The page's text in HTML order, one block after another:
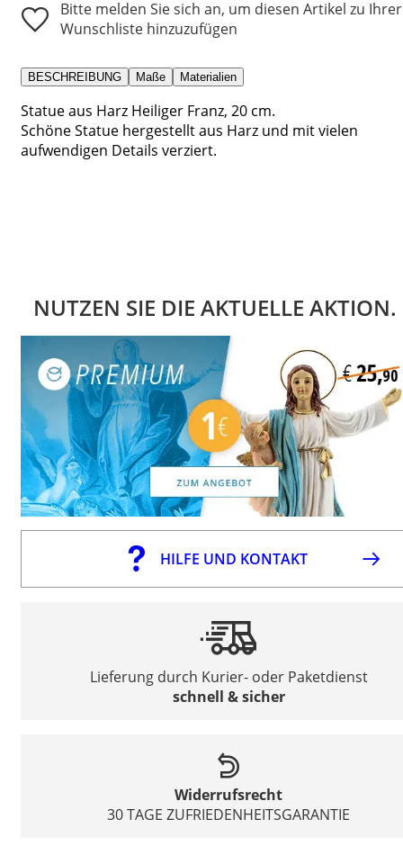
Bitte melden Sie sich an, um diesen Artikel zu Ihrer
Wunschliste hinzuzufügen
BESCHREIBUNG Maße Materialien
Statue aus Harz Heiliger Franz, 20 cm.
Schöne Statue hergestellt aus Harz und mit vielen
aufwendigen Details verziert.
NUTZEN SIE DIE AKTUELLE AKTION.
HILFE UND KONTAKT
Lieferung durch Kurier- oder Paketdienst
schnell & sicher
Widerrufsrecht
30 TAGE ZUFRIEDENHEITSGARANTIE